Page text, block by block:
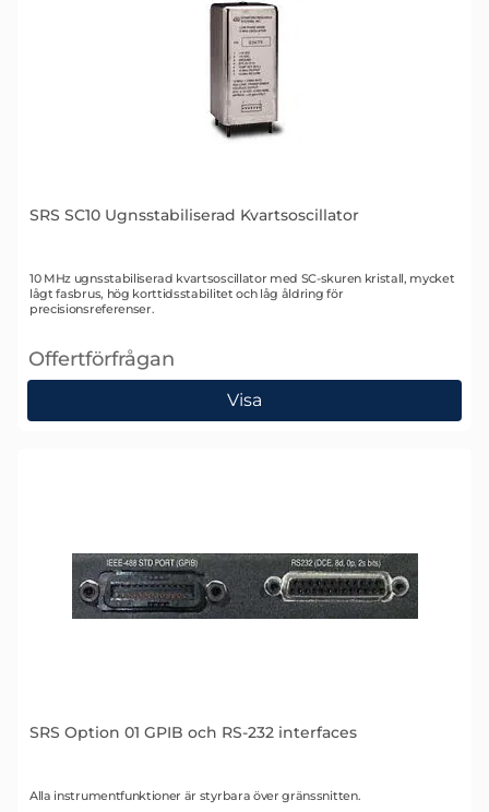
SRS SC10 Ugnsstabiliserad Kvartsoscillator
Art. nr 1440
10 MHz ugnsstabiliserad kvartsoscillator med SC-skuren kristall, mycket
lågt fasbrus, hög korttidsstabilitet och låg åldring för
precisionsreferenser.
Offertförfrågan
, SRS SC10 Ugnsstabiliserad Kvartsoscillator
Visa
SRS Option 01 GPIB och RS-232 interfaces
Art. nr 1439
Alla instrumentfunktioner är styrbara över gränssnitten.